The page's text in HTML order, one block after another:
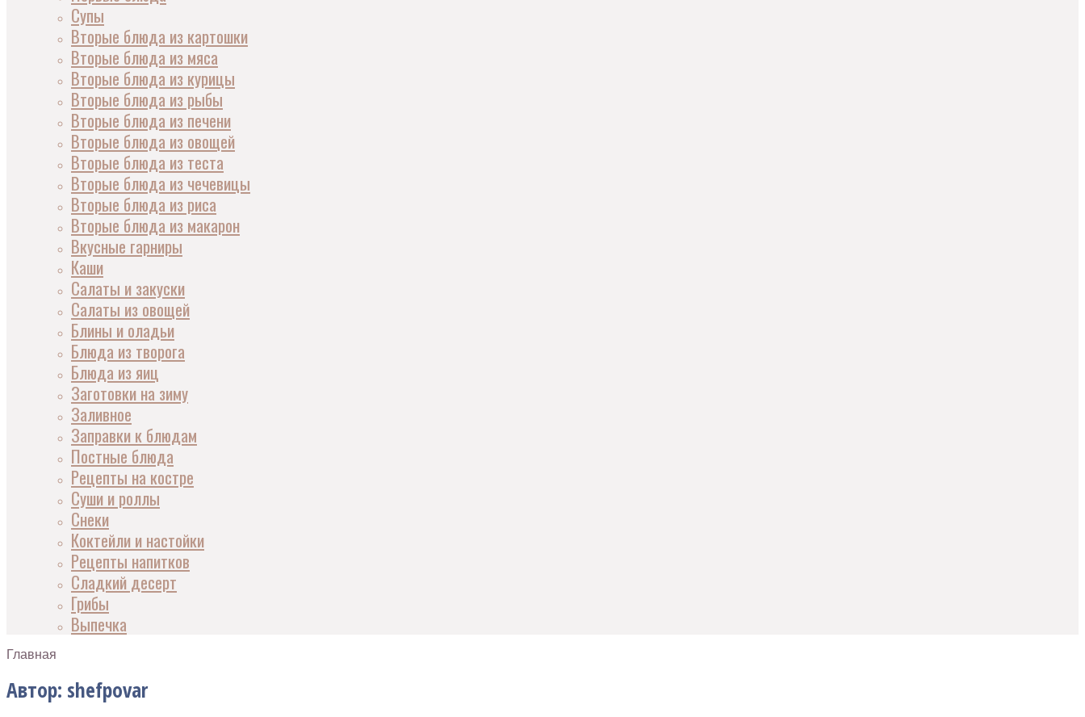
Супы
Вторые блюда из картошки
Вторые блюда из мяса
Вторые блюда из курицы
Вторые блюда из рыбы
Вторые блюда из печени
Вторые блюда из овощей
Вторые блюда из теста
Вторые блюда из чечевицы
Вторые блюда из риса
Вторые блюда из макарон
Вкусные гарниры
Каши
Салаты и закуски
Салаты из овощей
Блины и оладьи
Блюда из творога
Блюда из яиц
Заготовки на зиму
Заливное
Заправки к блюдам
Постные блюда
Рецепты на костре
Суши и роллы
Снеки
Коктейли и настойки
Рецепты напитков
Сладкий десерт
Грибы
Выпечка
Главная
Автор: shefpovar